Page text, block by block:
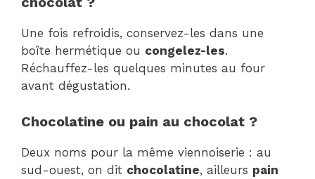
Une fois refroidis, conservez-les dans une
boîte hermétique ou congelez-les.
Réchauffez-les quelques minutes au four
avant dégustation.
Chocolatine ou pain au chocolat ?
Deux noms pour la même viennoiserie : au
sud-ouest, on dit chocolatine, ailleurs pain